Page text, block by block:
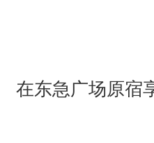
在东急广场原宿